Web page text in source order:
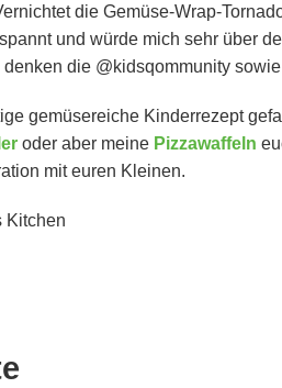
die Gemüse-Wrap-
und würde mich sehr über
die @kidsqommunity
gemüsereiche Kinderrezept
oder aber meine Pizzawaffeln
mit euren Kleinen.
Kitchen